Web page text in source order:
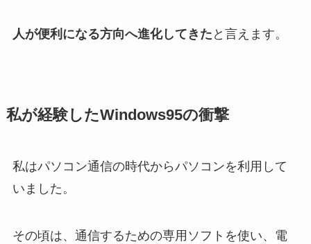
人が便利になる方向へ進化してきた と言えます。
私が経験したWindows95の衝撃
私はパソコン通信の時代からパソコンを利用して
いました。
その頃は、通信するための専用ソフトを使い、電